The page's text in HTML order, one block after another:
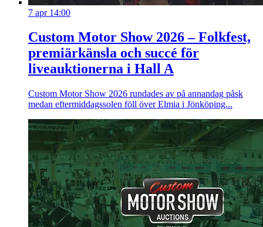
7 apr 14:00
Custom Motor Show 2026 – Folkfest,
premiärkänsla och succé för
liveauktionerna i Hall A
Custom Motor Show 2026 rundades av på annandag påsk
medan eftermiddagssolen föll över Elmia i Jönköping...